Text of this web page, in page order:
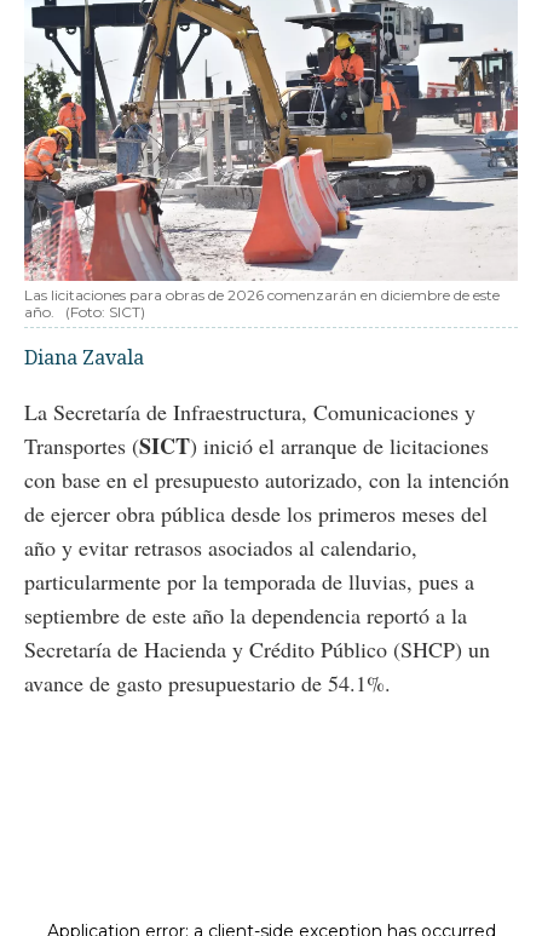
Las licitaciones para obras de 2026 comenzarán en diciembre de este
año.
(Foto: SICT)
Diana Zavala
La Secretaría de Infraestructura, Comunicaciones y
Transportes (SICT) inició el arranque de licitaciones
con base en el presupuesto autorizado, con la intención
de ejercer obra pública desde los primeros meses del
año y evitar retrasos asociados al calendario,
particularmente por la temporada de lluvias, pues a
septiembre de este año la dependencia reportó a la
Secretaría de Hacienda y Crédito Público (SHCP) un
avance de gasto presupuestario de 54.1%.